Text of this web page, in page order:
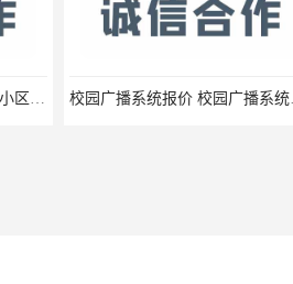
草地音箱厂家 草坪音箱报价 小区草坪音响生产厂家 幼儿园卡通音箱报价 校园广